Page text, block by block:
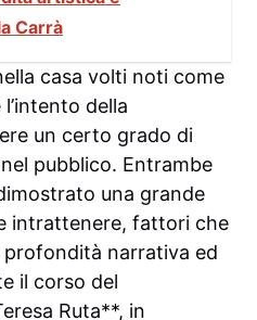
Carrà
casa volti noti come
della
un certo grado di
pubblico. Entrambe
una grande
intrattenere, fattori che
narrativa ed
il corso del
Ruta**, in